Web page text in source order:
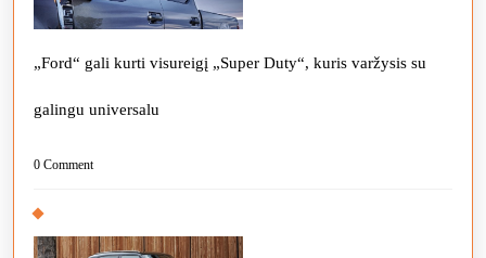
„Ford“ gali kurti visureigį „Super Duty“, kuris varžysis su
galingu universalu
0 Comment